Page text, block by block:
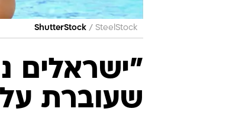
ShutterStock / SteelStock
"ישראלים
שעוברת